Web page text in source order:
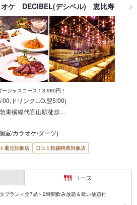
オケ DECIBEL(デシベル) 恵比寿
ジャスコース！3,980円！
ドリンクL.O.翌5:00)
東横線代官山駅徒歩…
室/カラオケ/ダーツ)
還元対象店
口コミ投稿特典対象店
コース
プラン＜全7品＞2時間飲み放題＆歌い放題付